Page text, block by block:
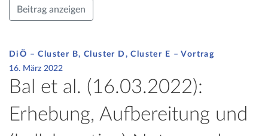
Beitrag anzeigen
DiÖ – Cluster B, Cluster D, Cluster E – Vortrag
16. März 2022
Bal et al. (16.03.2022):
Erhebung, Aufbereitung und